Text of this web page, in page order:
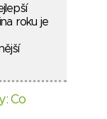
roku je
Co